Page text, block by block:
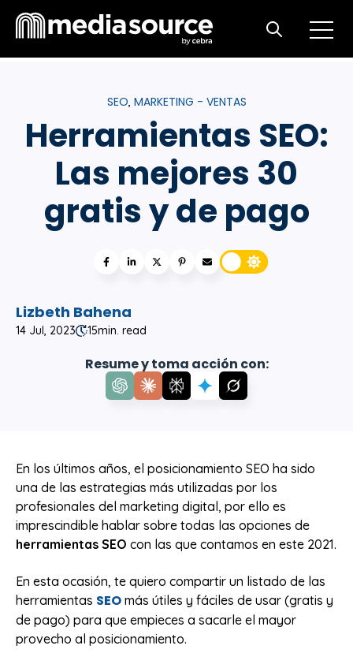
Open
Open search
SEO, MARKETING - VENTAS
Herramientas SEO:
Las mejores 30
gratis y de pago
Lizbeth Bahena
14 Jul, 2023 15min. read
Resume y toma acción con:
En los últimos años, el posicionamiento SEO ha sido
una de las estrategias más utilizadas por los
profesionales del marketing digital, por ello es
imprescindible hablar sobre todas las opciones de
herramientas SEO con las que contamos en este 2021.
En esta ocasión, te quiero compartir un listado de las
herramientas SEO más útiles y fáciles de usar (gratis y
de pago) para que empieces a sacarle el mayor
provecho al posicionamiento.